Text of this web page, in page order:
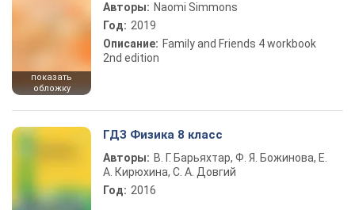
показать
обложку
Авторы: Naomi Simmons
Год: 2019
Описание: Family and Friends 4 workbook
2nd edition
ГДЗ Физика 8 класс
Авторы: В. Г. Барьяхтар, Ф. Я. Божинова, Е.
А. Кирюхина, С. А. Довгий
Год: 2016